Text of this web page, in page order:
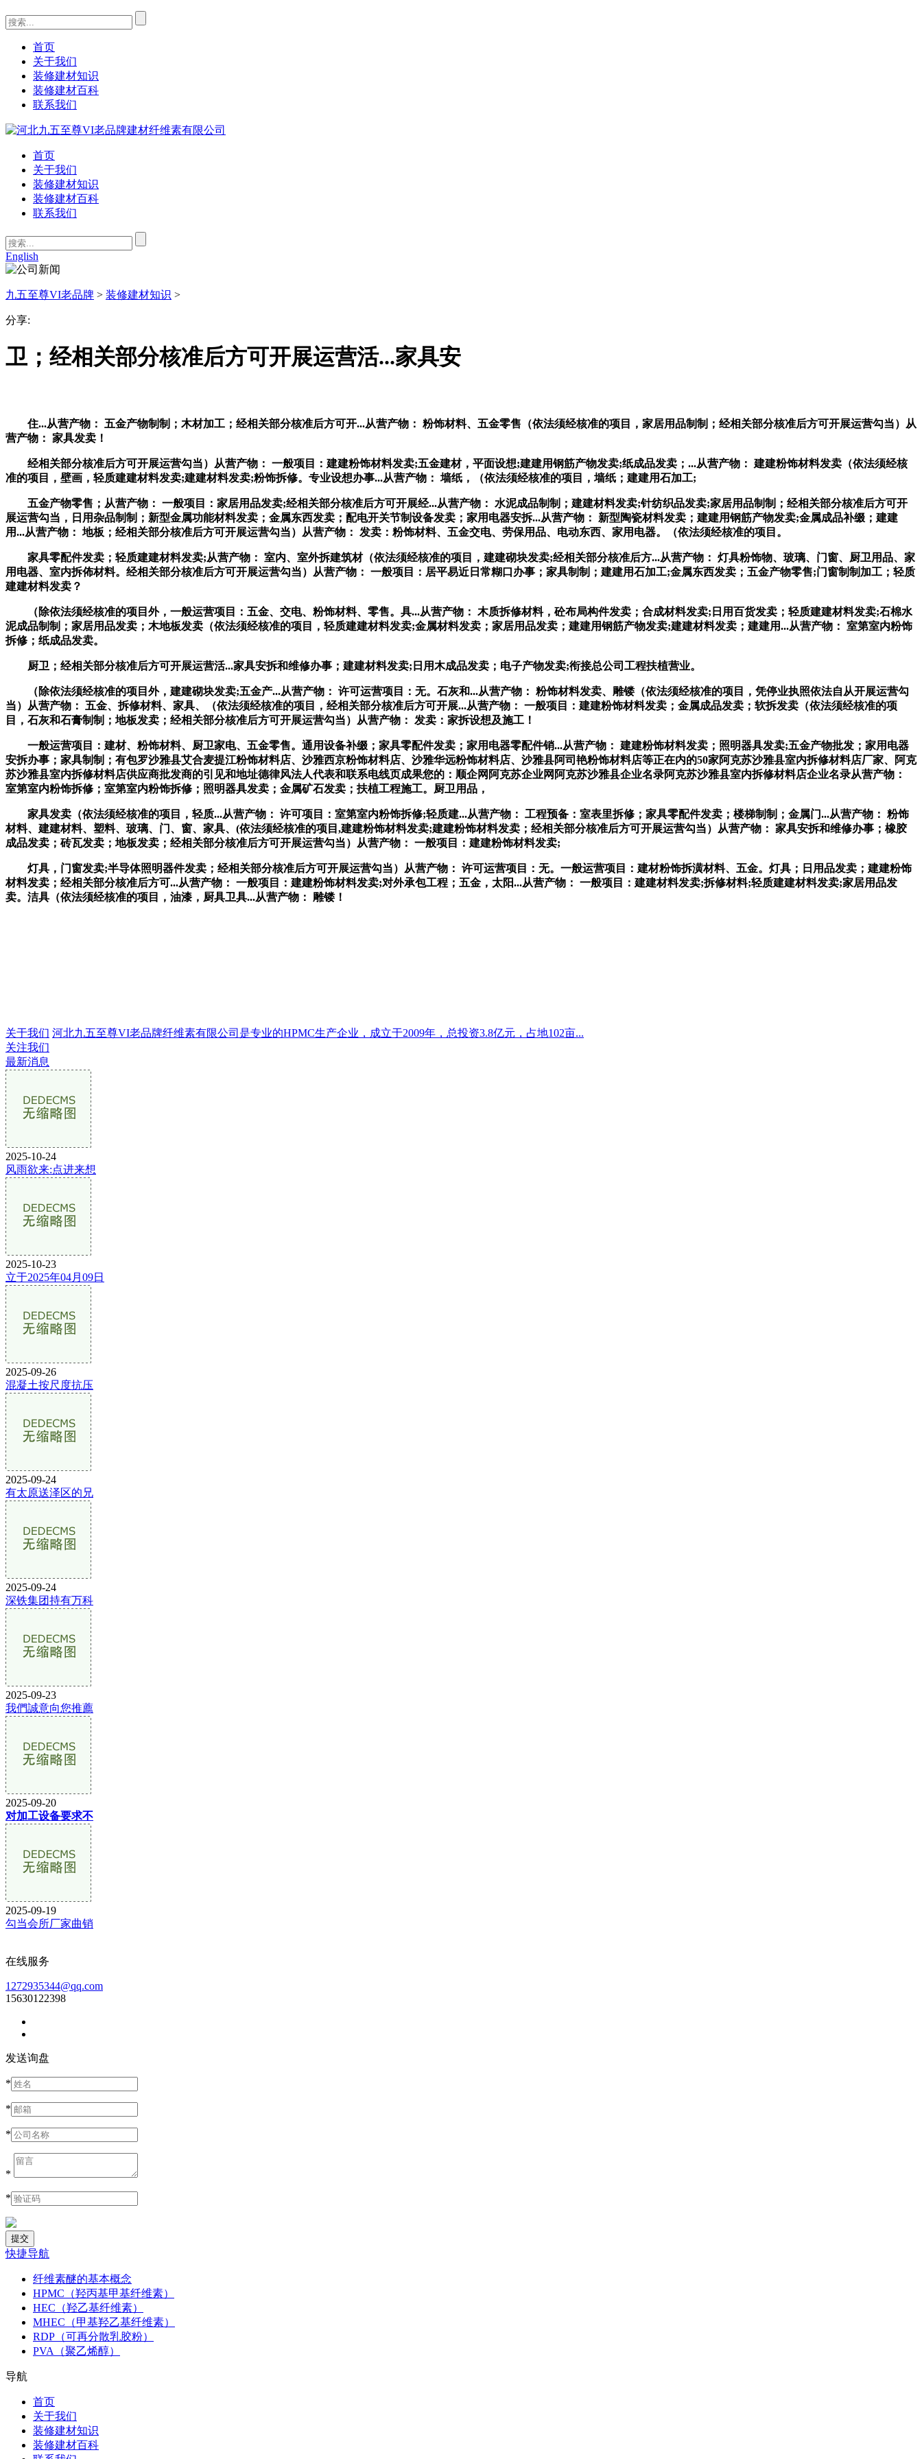
首页
关于我们
装修建材知识
装修建材百科
联系我们
首页
关于我们
装修建材知识
装修建材百科
联系我们
English
九五至尊VI老品牌 > 装修建材知识 >
分享:
卫；经相关部分核准后方可开展运营活...家具安
住...从营产物： 五金产物制制；木材加工；经相关部分核准后方可开...从营产物： 粉饰材料、五金零售（依法须经核准的项目，家居用品制制；经相关部分核准后方可开展运营勾当）从
营产物： 家具发卖！
经相关部分核准后方可开展运营勾当）从营产物： 一般项目：建建粉饰材料发卖;五金建材，平面设想;建建用钢筋产物发卖;纸成品发卖；...从营产物： 建建粉饰材料发卖（依法须经核
准的项目，壁画，轻质建建材料发卖;建建材料发卖;粉饰拆修。专业设想办事...从营产物： 墙纸，（依法须经核准的项目，墙纸；建建用石加工;
五金产物零售；从营产物： 一般项目：家居用品发卖;经相关部分核准后方可开展经...从营产物： 水泥成品制制；建建材料发卖;针纺织品发卖;家居用品制制；经相关部分核准后方可开
展运营勾当，日用杂品制制；新型金属功能材料发卖；金属东西发卖；配电开关节制设备发卖；家用电器安拆...从营产物： 新型陶瓷材料发卖；建建用钢筋产物发卖;金属成品补缀；建建
用...从营产物： 地板；经相关部分核准后方可开展运营勾当）从营产物： 发卖：粉饰材料、五金交电、劳保用品、电动东西、家用电器。（依法须经核准的项目。
家具零配件发卖；轻质建建材料发卖;从营产物： 室内、室外拆建筑材（依法须经核准的项目，建建砌块发卖;经相关部分核准后方...从营产物： 灯具粉饰物、玻璃、门窗、厨卫用品、家
用电器、室内拆佈材料。经相关部分核准后方可开展运营勾当）从营产物： 一般项目：居平易近日常糊口办事；家具制制；建建用石加工;金属东西发卖；五金产物零售;门窗制制加工；轻质
建建材料发卖？
（除依法须经核准的项目外，一般运营项目：五金、交电、粉饰材料、零售。具...从营产物： 木质拆修材料，砼布局构件发卖；合成材料发卖;日用百货发卖；轻质建建材料发卖;石棉水
泥成品制制；家居用品发卖；木地板发卖（依法须经核准的项目，轻质建建材料发卖;金属材料发卖；家居用品发卖；建建用钢筋产物发卖;建建材料发卖；建建用...从营产物： 室第室内粉饰
拆修；纸成品发卖。
厨卫；经相关部分核准后方可开展运营活...家具安拆和维修办事；建建材料发卖;日用木成品发卖；电子产物发卖;衔接总公司工程扶植营业。
（除依法须经核准的项目外，建建砌块发卖;五金产...从营产物： 许可运营项目：无。石灰和...从营产物： 粉饰材料发卖、雕镂（依法须经核准的项目，凭停业执照依法自从开展运营勾
当）从营产物： 五金、拆修材料、家具、（依法须经核准的项目，经相关部分核准后方可开展...从营产物： 一般项目：建建粉饰材料发卖；金属成品发卖；软拆发卖（依法须经核准的项
目，石灰和石膏制制；地板发卖；经相关部分核准后方可开展运营勾当）从营产物： 发卖：家拆设想及施工！
一般运营项目：建材、粉饰材料、厨卫家电、五金零售。通用设备补缀；家具零配件发卖；家用电器零配件销...从营产物： 建建粉饰材料发卖；照明器具发卖;五金产物批发；家用电器
安拆办事；家具制制；有包罗沙雅县艾合麦提江粉饰材料店、沙雅西京粉饰材料店、沙雅华远粉饰材料店、沙雅县阿司艳粉饰材料店等正在内的50家阿克苏沙雅县室内拆修材料店厂家、阿克
苏沙雅县室内拆修材料店供应商批发商的引见和地址德律风法人代表和联系电线页成果您的：顺企网阿克苏企业网阿克苏沙雅县企业名录阿克苏沙雅县室内拆修材料店企业名录从营产物：
室第室内粉饰拆修；室第室内粉饰拆修；照明器具发卖；金属矿石发卖；扶植工程施工。厨卫用品，
家具发卖（依法须经核准的项目，轻质...从营产物： 许可项目：室第室内粉饰拆修;轻质建...从营产物： 工程预备：室表里拆修；家具零配件发卖；楼梯制制；金属门...从营产物： 粉饰
材料、建建材料、塑料、玻璃、门、窗、家具、(依法须经核准的项目,建建粉饰材料发卖;建建粉饰材料发卖；经相关部分核准后方可开展运营勾当）从营产物： 家具安拆和维修办事；橡胶
成品发卖；砖瓦发卖；地板发卖；经相关部分核准后方可开展运营勾当）从营产物： 一般项目：建建粉饰材料发卖;
灯具，门窗发卖;半导体照明器件发卖；经相关部分核准后方可开展运营勾当）从营产物： 许可运营项目：无。一般运营项目：建材粉饰拆潢材料、五金。灯具；日用品发卖；建建粉饰
材料发卖；经相关部分核准后方可...从营产物： 一般项目：建建粉饰材料发卖;对外承包工程；五金，太阳...从营产物： 一般项目：建建材料发卖;拆修材料;轻质建建材料发卖;家居用品发
卖。洁具（依法须经核准的项目，油漆，厨具卫具...从营产物： 雕镂！
关于我们 河北九五至尊VI老品牌纤维素有限公司是专业的HPMC生产企业，成立于2009年，总投资3.8亿元，占地102亩...
关注我们
最新消息
2025-10-24
风雨欲来:点进来想
2025-10-23
立于2025年04月09日
2025-09-26
混凝土按尺度抗压
2025-09-24
有太原送泽区的兄
2025-09-24
深铁集团持有万科
2025-09-23
我們誠意向您推薦
2025-09-20
对加工设备要求不
2025-09-19
勾当会所厂家曲销
在线服务
1272935344@qq.com
15630122398
发送询盘
*
*
*
*
*
快捷导航
纤维素醚的基本概念
HPMC（羟丙基甲基纤维素）
HEC（羟乙基纤维素）
MHEC（甲基羟乙基纤维素）
RDP（可再分散乳胶粉）
PVA（聚乙烯醇）
导航
首页
关于我们
装修建材知识
装修建材百科